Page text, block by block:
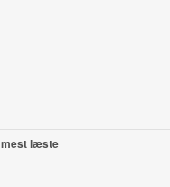
mest læste